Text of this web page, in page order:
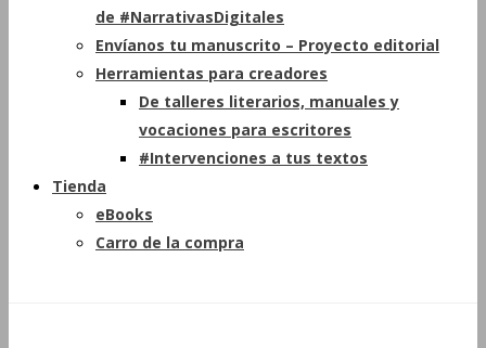
de #NarrativasDigitales
Envíanos tu manuscrito – Proyecto editorial
Herramientas para creadores
De talleres literarios, manuales y
vocaciones para escritores
#Intervenciones a tus textos
Tienda
eBooks
Carro de la compra